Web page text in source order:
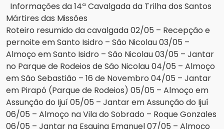
Informações da 14ª Cavalgada da Trilha dos Santos
Mártires das Missões
Roteiro resumido da cavalgada 02/05 – Recepção e
pernoite em Santo Isidro – São Nicolau 03/05 –
Almoço em Santo Isidro – São Nicolau 03/05 – Jantar
no Parque de Rodeios de São Nicolau 04/05 – Almoço
em São Sebastião – 16 de Novembro 04/05 – Jantar
em Pirapó (Parque de Rodeios) 05/05 – Almoço em
Assunção do Ijuí 05/05 – Jantar em Assunção do Ijuí
06/05 – Almoço na Vila do Sobrado – Roque Gonzales
06/05 – Jantar na Esquina Emanuel 07/05 – Almoço